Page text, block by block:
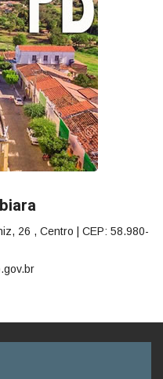
26 , Centro | CEP: 58.980-